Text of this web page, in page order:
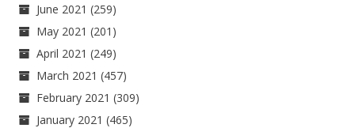
June 2021 (259)
May 2021 (201)
April 2021 (249)
March 2021 (457)
February 2021 (309)
January 2021 (465)